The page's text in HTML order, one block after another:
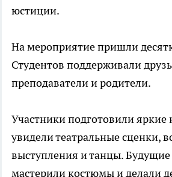
юстиции.
На мероприятие пришли
Студентов поддерживали
преподаватели и родители.
Участники подготовили яркие
увидели театральные сценки,
выступления и танцы.
мастерили костюмы и делали